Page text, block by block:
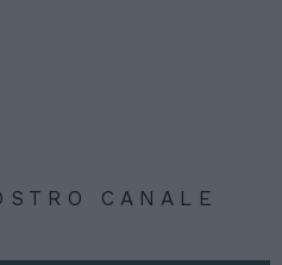
CANALE